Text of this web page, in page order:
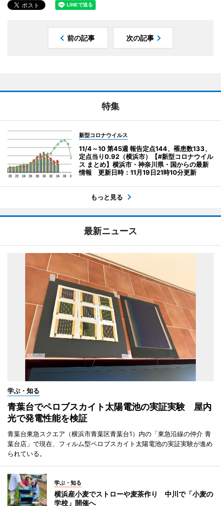
前の記事 次の記事
特集
新型コロナウイルス
11/4～10 第45週 報告定点144、罹患数133、
定点当り0.92（横浜市）【#新型コロナウイル
ス まとめ】横浜市・神奈川県・国からの最新
情報 更新日時：11月19日21時10分更新
もっと見る
最新ニュース
学ぶ・知る
青葉台でペロブスカイト太陽電池の実証実験 屋内
光で発電性能を検証
青葉台東急スクエア（横浜市青葉区青葉台1）内の「東急沿線の仲介 青
葉台店」で現在、フィルム型ペロブスカイト太陽電池の実証実験が進め
られている。
学ぶ・知る
横浜産小麦でストローや麦茶作り 中川で「小麦の
学校」開催へ